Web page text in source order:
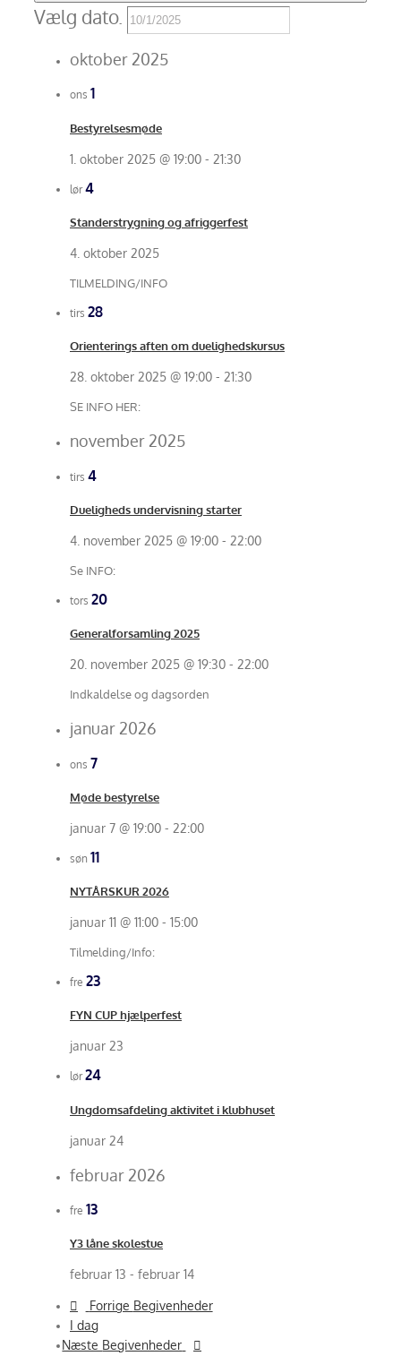
Vælg dato.
oktober 2025
ons 1
Bestyrelsesmøde
1. oktober 2025 @ 19:00 - 21:30
lør4
Standerstrygning og afriggerfest
4. oktober 2025
TILMELDING/INFO
tirs 28
Orienterings aften om duelighedskursus
28. oktober 2025 @ 19:00 - 21:30
SE INFO HER:
november 2025
tirs 4
Dueligheds undervisning starter
4. november 2025 @ 19:00 - 22:00
Se INFO:
tors 20
Generalforsamling 2025
20. november 2025 @ 19:30 - 22:00
Indkaldelse og dagsorden
januar 2026
ons 7
Møde bestyrelse
januar 7 @ 19:00 - 22:00
søn 11
NYTÅRSKUR 2026
januar 11 @ 11:00 - 15:00
Tilmelding/Info:
fre 23
FYN CUP hjælperfest
januar 23
lør24
Ungdomsafdeling aktivitet i klubhuset
januar 24
februar 2026
fre 13
Y3 låne skolestue
februar 13 - februar 14
Forrige Begivenheder
I dag
Næste Begivenheder